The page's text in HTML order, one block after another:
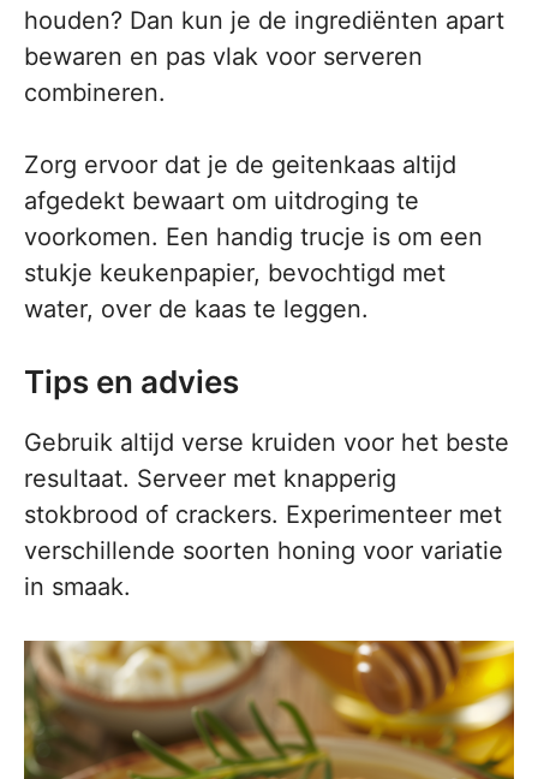
houden? Dan kun je de ingrediënten apart
bewaren en pas vlak voor serveren
combineren.
Zorg ervoor dat je de geitenkaas altijd
afgedekt bewaart om uitdroging te
voorkomen. Een handig trucje is om een
stukje keukenpapier, bevochtigd met
water, over de kaas te leggen.
Tips en advies
Gebruik altijd verse kruiden voor het beste
resultaat. Serveer met knapperig
stokbrood of crackers. Experimenteer met
verschillende soorten honing voor variatie
in smaak.